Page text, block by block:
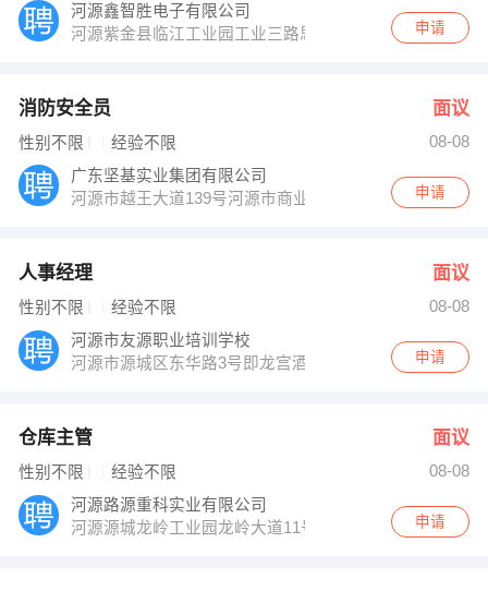
河源鑫智胜电子有限公司
河源紫金县临江工业园工业三路思比4楼
申请
消防安全员 面议
性别不限 经验不限
08-08
广东坚基实业集团有限公司
河源市越王大道139号河源市商业中心展示中心大楼
申请
人事经理 面议
性别不限 经验不限
08-08
河源市友源职业培训学校
河源市源城区东华路3号即龙宫酒店旁
申请
仓库主管 面议
性别不限 经验不限
08-08
河源路源重科实业有限公司
河源源城龙岭工业园龙岭大道11号
申请